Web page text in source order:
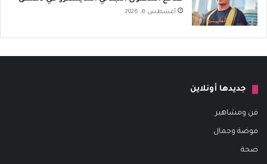
أغسطس 8, 2026
جديدها أونلاين
فن ومشاهير
موضة وجمال
صحة